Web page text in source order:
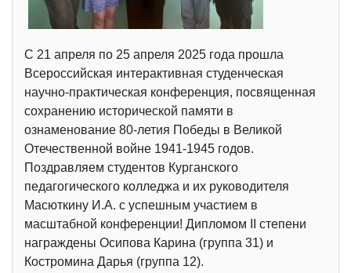
С 21 апреля по 25 апреля 2025 года прошла
Всероссийская интерактивная студенческая
научно-практическая конференция, посвященная
сохранению исторической памяти в
ознаменование 80-летия Победы в Великой
Отечественной войне 1941-1945 годов.
Поздравляем студентов Курганского
педагогического колледжа и их руководителя
Масюткину И.А. с успешным участием в
масштабной конференции! Дипломом II степени
награждены Осипова Карина (группа 31) и
Костромина Дарья (группа 12).